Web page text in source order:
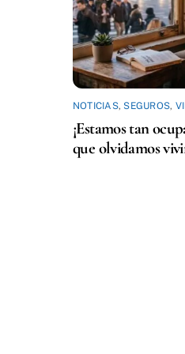
NOTICIAS, SEGUROS,
¡Estamos tan
que olvidamos